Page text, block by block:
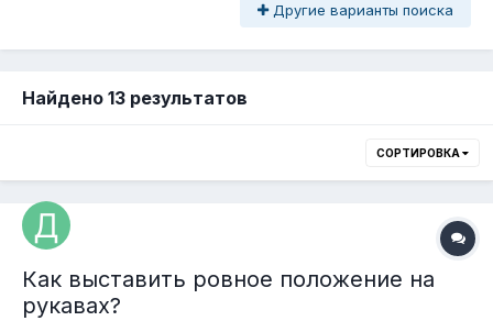
Другие варианты поиска
Найдено 13 результатов
СОРТИРОВКА
Как выставить ровное положение на
рукавах?